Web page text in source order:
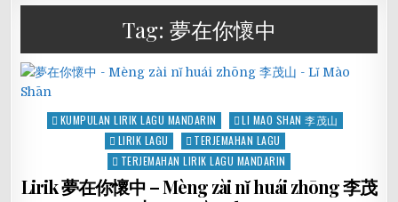
Tag: 夢在你懷中
Posted
KUMPULAN LIRIK LAGU MANDARIN
LI MAO SHAN 李茂山
LIRIK LAGU
TERJEMAHAN LAGU
TERJEMAHAN LIRIK LAGU MANDARIN
Lirik 夢在你懷中 – Mèng zài nǐ huái zhōng 李茂